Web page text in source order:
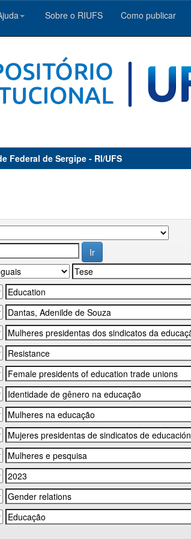
Sobre o RIUFS Como publicar
Federal de Sergipe - RI/UFS